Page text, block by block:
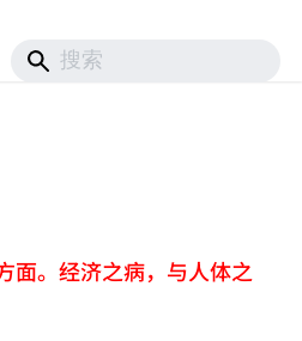
面。经济之病，与人体之